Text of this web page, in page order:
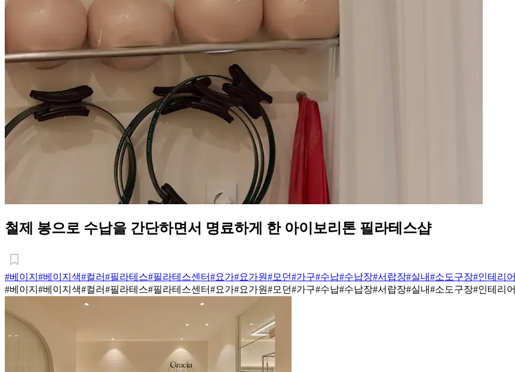
철제 봉으로 수납을 간단하면서 명료하게 한 아이보리톤 필라테스샵
#베이지 #베이지색#컬러#필라테스#필라테스센터#요가#요가원#모던#가구#수납#수납장#서랍장#실내#소도구장#인테리어
#베이지 #베이지색#컬러#필라테스#필라테스센터#요가#요가원#모던#가구#수납#수납장#서랍장#실내#소도구장#인테리어